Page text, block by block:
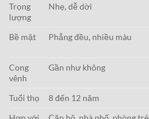
Trọng
lượng
Nhẹ, dễ dời
Bề mặt Phẳng đều, nhiều màu
Cong
vênh
Gần như không
Tuổi thọ 8 đến 12 năm